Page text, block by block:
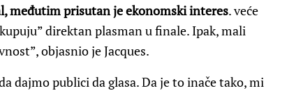
međutim prisutan je ekonomski interes. veće
direktan plasman u finale. Ipak, mali
objasnio je Jacques.
dajmo publici da glasa. Da je to inače tako, mi